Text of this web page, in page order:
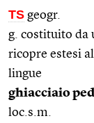
TS geogr.
g. costituito da
ricopre estesi
lingue
ghiacciaio
loc.s.m.